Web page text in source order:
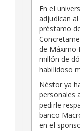
En el
adjudican
préstamo
de Máximo
millón de
habilidoso
Néstor ya
personales
pedirle
banco
en el